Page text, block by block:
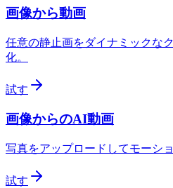
画像から動画
任意の静止画をダイナミックな
化。
試す
画像からのAI動画
写真をアップロードしてモーシ
試す